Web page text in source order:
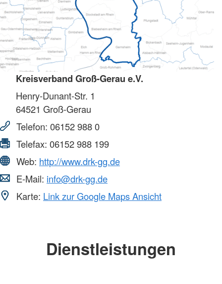
Kreisverband Groß-Gerau e.V.
Henry-Dunant-Str. 1
64521 Groß-Gerau
Telefon: 06152 988 0
Telefax: 06152 988 199
Web: http://www.drk-gg.de
E-Mail: info@drk-gg.de
Karte: Link zur Google Maps Ansicht
Dienstleistungen